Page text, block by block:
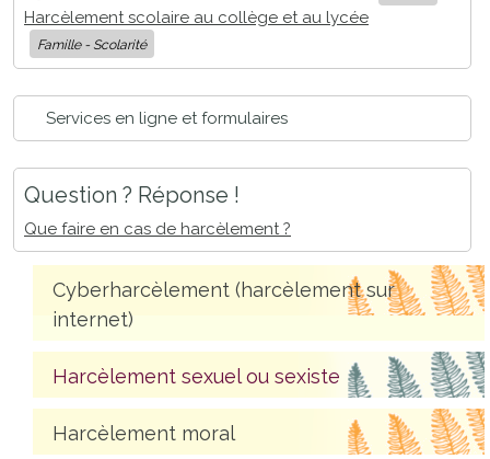
Harcèlement scolaire au collège et au lycée
Famille - Scolarité
Services en ligne et formulaires
Question ? Réponse !
Que faire en cas de harcèlement ?
Cyberharcèlement (harcèlement sur
internet)
Harcèlement sexuel ou sexiste
Harcèlement moral